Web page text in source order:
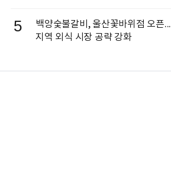
5
백양숯불갈비, 울산꽃바위점 오픈...
지역 외식 시장 공략 강화